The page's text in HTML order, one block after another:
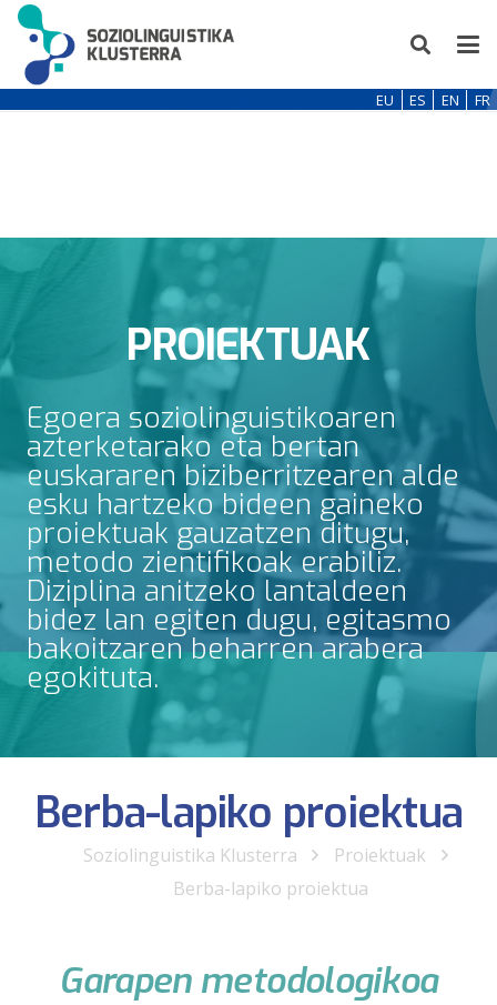
EU ES EN FR
PROIEKTUAK
Egoera soziolinguistikoaren
azterketarako eta bertan
euskararen biziberritzearen alde
esku hartzeko bideen gaineko
proiektuak gauzatzen ditugu,
metodo zientifikoak erabiliz.
Diziplina anitzeko lantaldeen
bidez lan egiten dugu, egitasmo
bakoitzaren beharren arabera
egokituta.
Berba-lapiko proiektua
Soziolinguistika Klusterra
Proiektuak
Berba-lapiko proiektua
Garapen metodologikoa